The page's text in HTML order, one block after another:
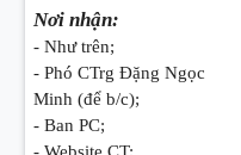
Nơi nhận:
- Như trên;
- Phó CTrg Đặng Ngọc
Minh (để b/c);
- Ban PC;